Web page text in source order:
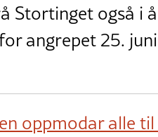
Stortinget også i
angrepet 25.
oppmodar alle